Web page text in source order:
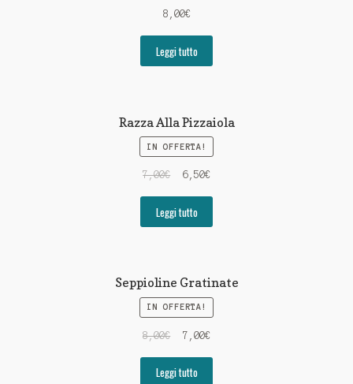
8,00€
Leggi tutto
Razza Alla Pizzaiola
IN OFFERTA!
7,00€ 6,50€
Leggi tutto
Seppioline Gratinate
IN OFFERTA!
8,00€ 7,00€
Leggi tutto